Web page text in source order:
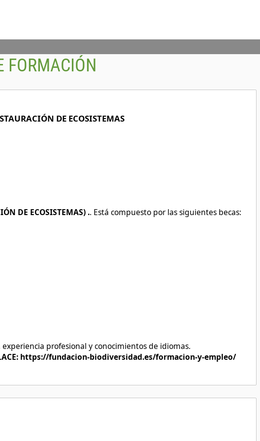
FORMACIÓN
DE ECOSISTEMAS
DE ECOSISTEMAS) .. Está compuesto por las siguientes becas:
profesional y conocimientos de idiomas.
https://fundacion-biodiversidad.es/formacion-y-empleo/